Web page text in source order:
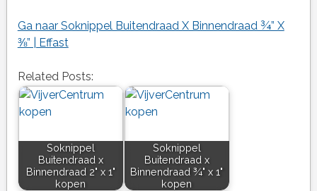
Ga naar Soknippel Buitendraad X Binnendraad ¾” X
⅜” | Effast
Related Posts:
Soknippel
Buitendraad x
Binnendraad 2" x 1"
kopen
Soknippel
Buitendraad x
Binnendraad ¾" x 1"
kopen